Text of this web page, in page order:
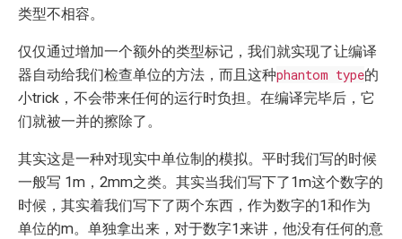
类型不相容。
仅仅通过增加一个额外的类型标记，我们就实现了让编译
器自动给我们检查单位的方法，而且这种phantom type的
小trick，不会带来任何的运行时负担。在编译完毕后，它
们就被一并的擦除了。
其实这是一种对现实中单位制的模拟。平时我们写的时候
一般写 1m，2mm之类。其实当我们写下了1m这个数字的
时候，其实着我们写下了两个东西，作为数字的1和作为
单位的m。单独拿出来，对于数字1来讲，他没有任何的意